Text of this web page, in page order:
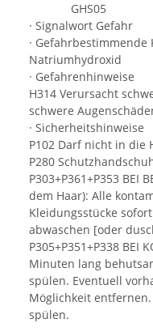
GHS05
· Signalwort Gefahr
·
Natriumhydroxid
· Gefahrenhinweise
H314 Verursacht
schwere
· Sicherheitshinweise
P102 Darf nicht in die
P280
P303+P361+P353 BEI
dem Haar): Alle
Kleidungsstücke
abwaschen [oder
P305+P351+P338 BEI
Minuten lang
spülen. Eventuell
Möglichkeit
spülen.